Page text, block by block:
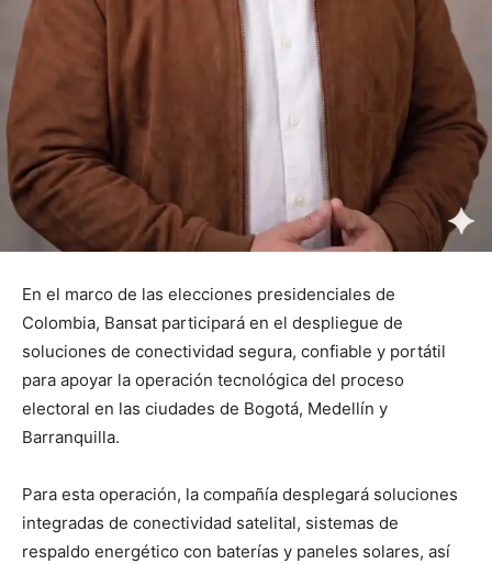
En el marco de las elecciones presidenciales de
Colombia, Bansat participará en el despliegue de
soluciones de conectividad segura, confiable y portátil
para apoyar la operación tecnológica del proceso
electoral en las ciudades de Bogotá, Medellín y
Barranquilla.
Para esta operación, la compañía desplegará soluciones
integradas de conectividad satelital, sistemas de
respaldo energético con baterías y paneles solares, así